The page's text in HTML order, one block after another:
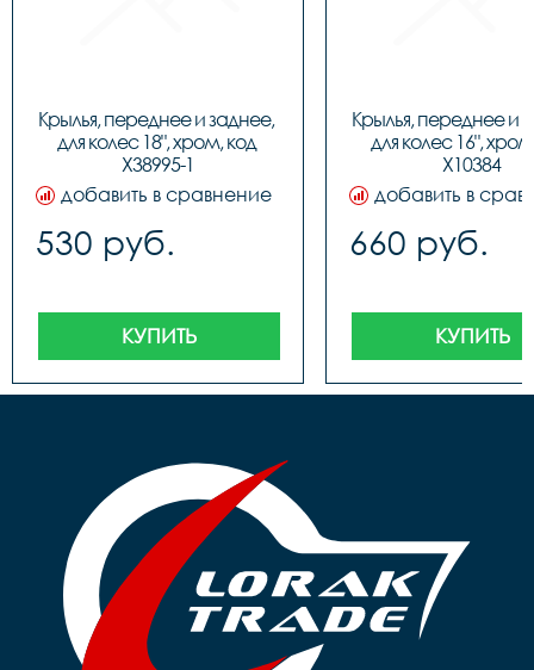
Крылья, переднее и заднее,
для колес 18", хром, код
Х38995-1
добавить в сравнение
530 руб.
КУПИТЬ
Крылья, переднее и
для колес 16",
Х10384
добавить в
660 руб.
КУПИТЬ